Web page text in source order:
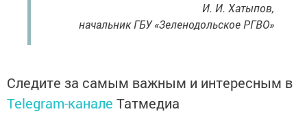
И. И. Хатыпов,
начальник ГБУ «Зеленодольское РГВО»
Следите за самым важным и интересным в
Telegram-канале Татмедиа